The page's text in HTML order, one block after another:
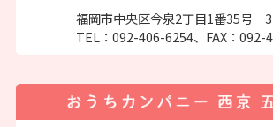
福岡市中央区今泉2丁目1番35号
TEL： 092-406-6254、FAX：092-